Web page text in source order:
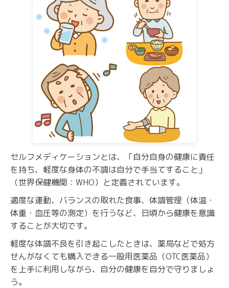
セルフメディケーションとは、「自分自身の健康に責任
を持ち、軽度な身体の不調は自分で手当てすること」
（世界保健機関：WHO）と定義されています。
適度な運動、バランスの取れた食事、体調管理（体温・
体重・血圧等の測定）を行うなど、日頃から健康を意識
することが大切です。
軽度な体調不良を引き起こしたときは、薬局などで処方
せんがなくても購入できる一般用医薬品（OTC医薬品）
を上手に利用しながら、自分の健康を自分で守りましょ
う。